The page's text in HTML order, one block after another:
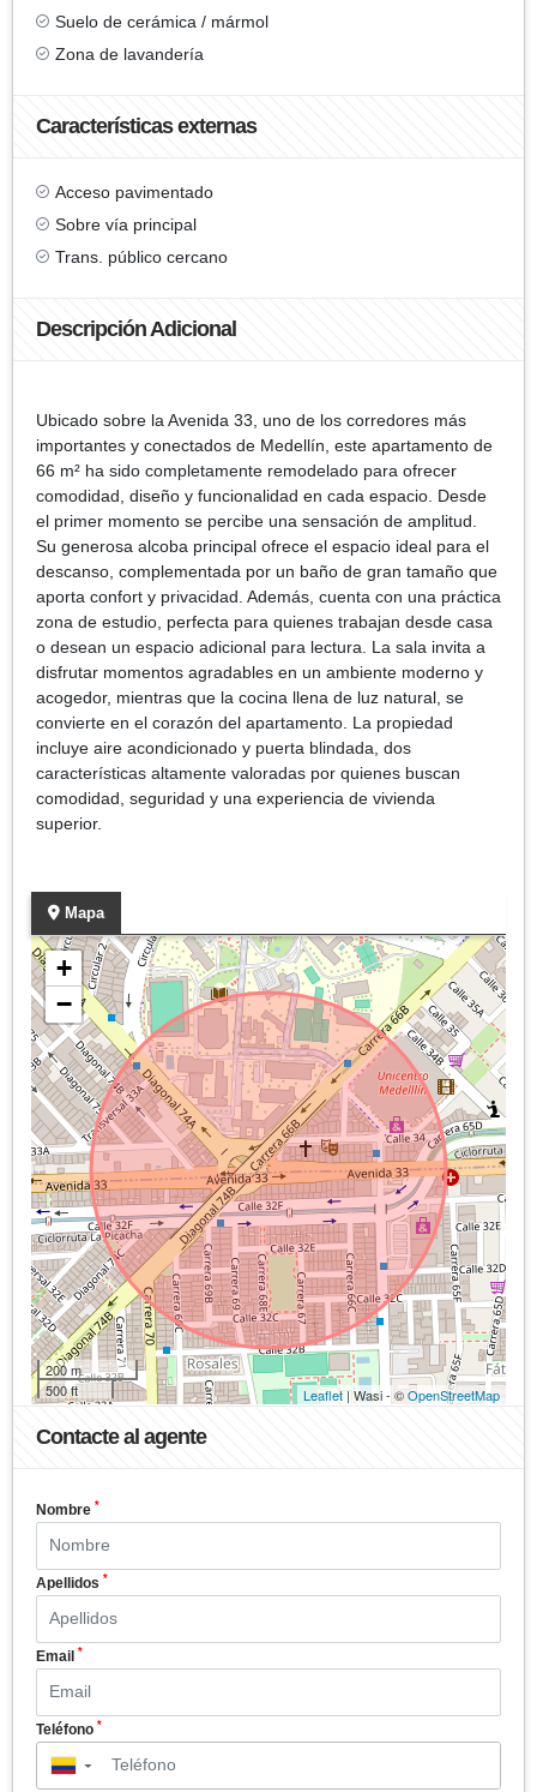
Suelo de cerámica / mármol
Zona de lavandería
Características externas
Acceso pavimentado
Sobre vía principal
Trans. público cercano
Descripción Adicional
Ubicado sobre la Avenida 33, uno de los corredores más
importantes y conectados de Medellín, este apartamento de
66 m² ha sido completamente remodelado para ofrecer
comodidad, diseño y funcionalidad en cada espacio. Desde
el primer momento se percibe una sensación de amplitud.
Su generosa alcoba principal ofrece el espacio ideal para el
descanso, complementada por un baño de gran tamaño que
aporta confort y privacidad. Además, cuenta con una práctica
zona de estudio, perfecta para quienes trabajan desde casa
o desean un espacio adicional para lectura. La sala invita a
disfrutar momentos agradables en un ambiente moderno y
acogedor, mientras que la cocina llena de luz natural, se
convierte en el corazón del apartamento. La propiedad
incluye aire acondicionado y puerta blindada, dos
características altamente valoradas por quienes buscan
comodidad, seguridad y una experiencia de vivienda
superior.
Mapa
+
−
200 m
500 ft
Leaflet | Wasi - ©OpenStreetMap
Contacte al agente
Nombre *
Apellidos *
Email *
Teléfono *
▼